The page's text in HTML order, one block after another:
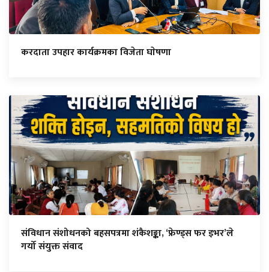
करदाता उपहार कार्यक्रमका विजेता घाेषणा
संविधान संशोधनको बहसपत्रमा शंकैशङ्का, ‘फ्रेण्ड्स फर इभर’ले
गर्यो संयुक्त संवाद